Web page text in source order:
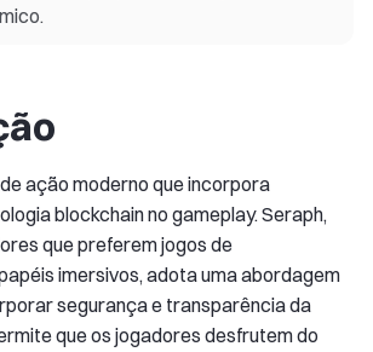
ação moderno que incorpora
blockchain no gameplay. Seraph,
que preferem jogos de
imersivos, adota uma abordagem
segurança e transparência da
que os jogadores desfrutem do